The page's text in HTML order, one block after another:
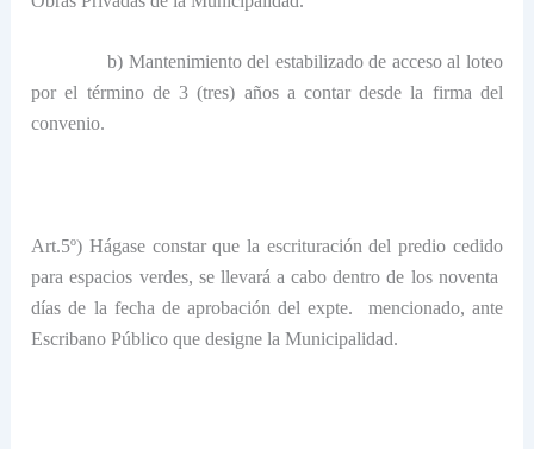
b) Mantenimiento del estabilizado de acceso al loteo
por el término de 3 (tres) años a contar desde la firma del
convenio.
Art.5º) Hágase constar que la escrituración del predio cedido
para espacios verdes, se llevará a cabo dentro de los noventa
días de la fecha de aprobación del expte.
mencionado, ante
Escribano Público que designela Municipalidad.